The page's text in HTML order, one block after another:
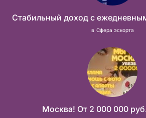
в Сфера эскорта
Москва! От 2 000 000